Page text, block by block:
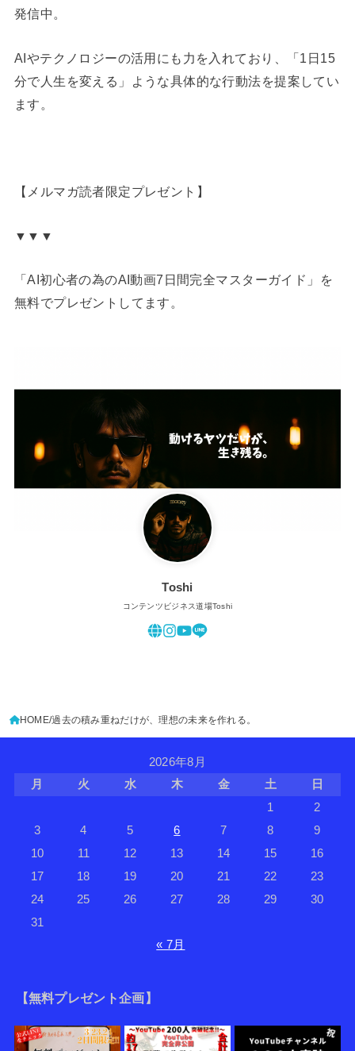
発信中。
AIやテクノロジーの活用にも力を入れており、「1日15
分で人生を変える」ような具体的な行動法を提案してい
ます。
【メルマガ読者限定プレゼント】
▼▼▼
「AI初心者の為のAI動画7日間完全マスターガイド」を
無料でプレゼントしてます。
Toshi
コンテンツビジネス道場Toshi
HOME 過去の積み重ねだけが、理想の未来を作れる。
2026年8月
月
火 水 木 金 土
日
1
2
3
4 5 6 7 8
9
10
11 12 13 14 15
16
17
18 19 20 21 22
23
24
25 26 27 28 29
30
31
« 7月
【無料プレゼント企画】